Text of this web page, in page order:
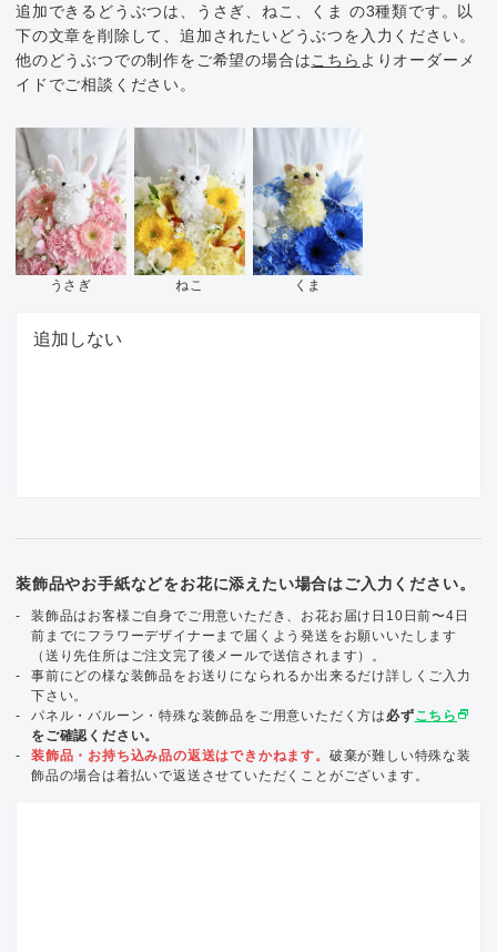
追加できるどうぶつは、うさぎ、ねこ、くま の3種類です。以
下の文章を削除して、追加されたいどうぶつを入力ください。
他のどうぶつでの制作をご希望の場合はこちら よりオーダーメ
イドでご相談ください。
うさぎ ねこ くま
装飾品やお手紙などをお花に添えたい場合はご入力ください。
装飾品はお客様ご自身でご用意いただき、お花お届け日10日前〜4日
前までにフラワーデザイナーまで届くよう発送をお願いいたします
（送り先住所はご注文完了後メールで送信されます）。
事前にどの様な装飾品をお送りになられるか出来るだけ詳しくご入力
下さい。
パネル・バルーン・特殊な装飾品をご用意いただく方は 必ずこちら select_window
をご確認ください。
装飾品・お持ち込み品の返送はできかねます。 破棄が難しい特殊な装
飾品の場合は着払いで返送させていただくことがございます。